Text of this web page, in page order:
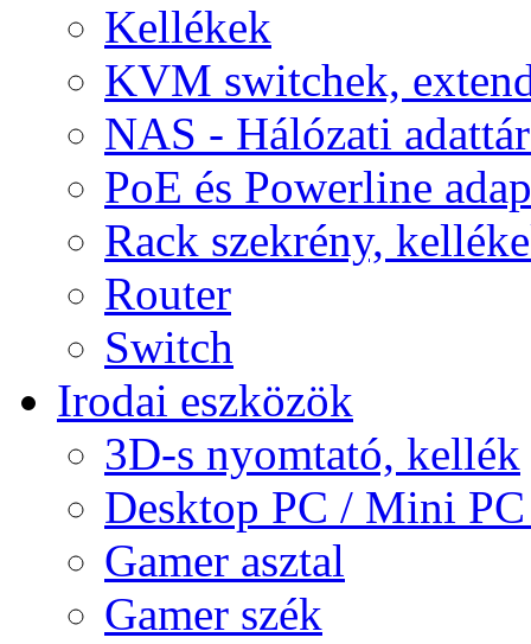
Kellékek
KVM switchek,
NAS - Hálózati
PoE és Powerline
Rack szekrény,
Router
Switch
Irodai eszközök
3D-s nyomtató, kellék
Desktop PC / Mini
Gamer asztal
Gamer szék